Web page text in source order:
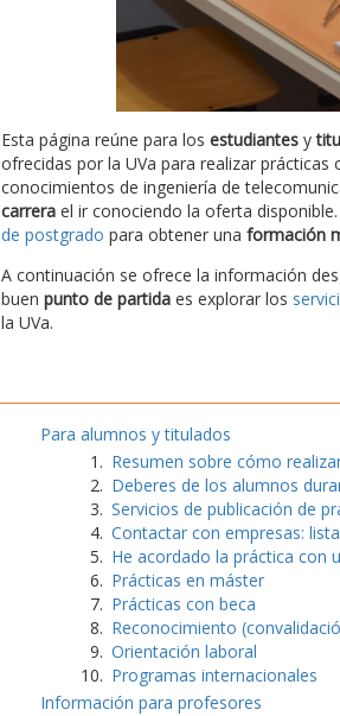
Esta página reúne para los estudiantesy
ofrecidas por la UVa para realizar
conocimientos de ingeniería de
carrerael ir conociendo la oferta
de postgrado para obtener una formación
A continuación se ofrece la información
buen punto de partidaes explorar los
la UVa.
Para alumnos y titulados
Resumen sobre cómo
Deberes de los alumnos
Servicios de publicación de
Contactar con empresas:
He acordado la práctica con
Prácticas en máster
Prácticas con beca
Reconocimiento
Orientación laboral
Programas internacionales
Información para profesores